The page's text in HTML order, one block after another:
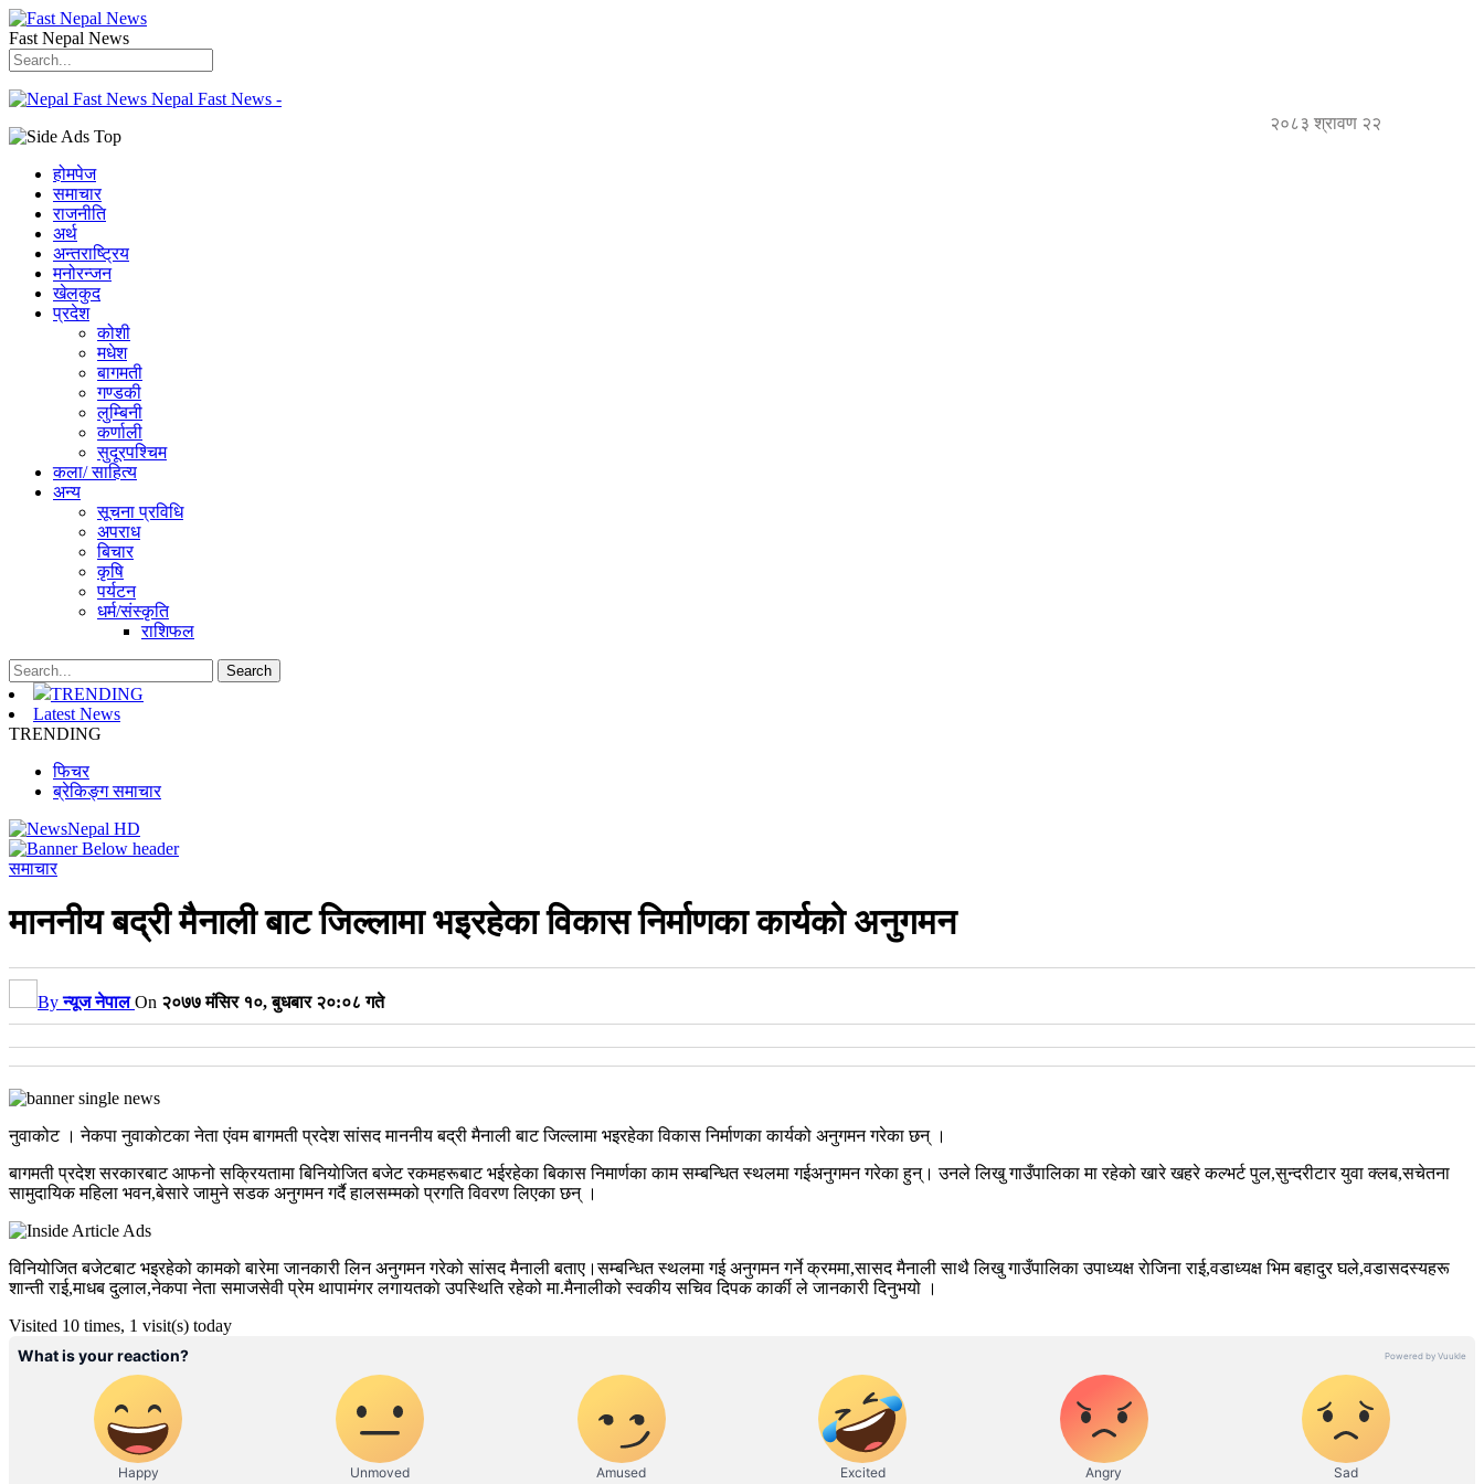
Fast Nepal News
Nepal Fast News -
२०८३ श्रावण २२
होमपेज
समाचार
राजनीति
अर्थ
अन्तराष्ट्रिय
मनोरन्जन
खेलकुद
प्रदेश
कोशी
मधेश
बागमती
गण्डकी
लुम्बिनी
कर्णाली
सुदूरपश्चिम
कला/ साहित्य
अन्य
सूचना प्रविधि
अपराध
बिचार
कृषि
पर्यटन
धर्म/संस्कृति
राशिफल
TRENDING
Latest News
TRENDING
फिचर
ब्रेकिङ्ग समाचार
समाचार
माननीय बद्री मैनाली बाट जिल्लामा भइरहेका विकास निर्माणका कार्यको अनुगमन
Byन्यूज नेपाल On २०७७ मंसिर १०, बुधबार २०:०८ गते
नुवाकोट । नेकपा नुवाकाेटका नेता एंवम बागमती प्रदेश सांसद माननीय बद्री मैनाली बाट जिल्लामा भइरहेका विकास निर्माणका कार्यको अनुगमन गरेका छन् ।
बागमती प्रदेश सरकारबाट आफनो सक्रियतामा बिनियाेजित बजेट रकमहरूबाट भईरहेका बिकास निमार्णका काम सम्बन्धित स्थलमा गईअनुगमन गरेका हुन्। उनले लिखु गाउँपालिका मा रहेको खारे खहरे कल्भर्ट पुल,सुन्दरीटार युवा क्लब,सचेतना
सामुदायिक महिला भवन,बेसारे जामुने सडक अनुगमन गर्दै हालसम्मको प्रगति विवरण लिएका छन् ।
विनियोजित बजेटबाट भइरहेको कामको बारेमा जानकारी लिन अनुगमन गरेको सांसद मैनाली बताए।सम्बन्धित स्थलमा गई अनुगमन गर्ने क्रममा,सासद मैनाली साथै लिखु गाउँपालिका उपाध्यक्ष राेजिना राई,वडाध्यक्ष भिम बहादुर घले,वडासदस्यहरू
शान्ती राई,माधब दुलाल,नेकपा नेता समाजसेवी प्रेम थापामंगर लगायतकाे उपस्थिति रहेको मा.मैनालीको स्वकीय सचिव दिपक कार्की ले जानकारी दिनुभयो ।
Visited 10 times, 1 visit(s) today